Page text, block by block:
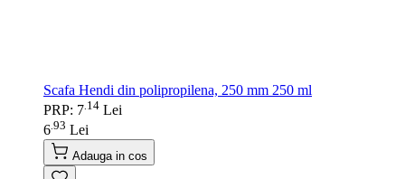
Scafa Hendi din polipropilena, 250 mm 250 ml
PRP: 7 14 Lei
6.93 Lei
Adauga in cos